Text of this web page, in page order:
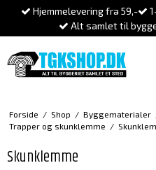
Hjemmelevering fra 59,-
Alt samlet til
Forside / Shop / Byggematerialer
Trapper og skunklemme /
Skunklemme